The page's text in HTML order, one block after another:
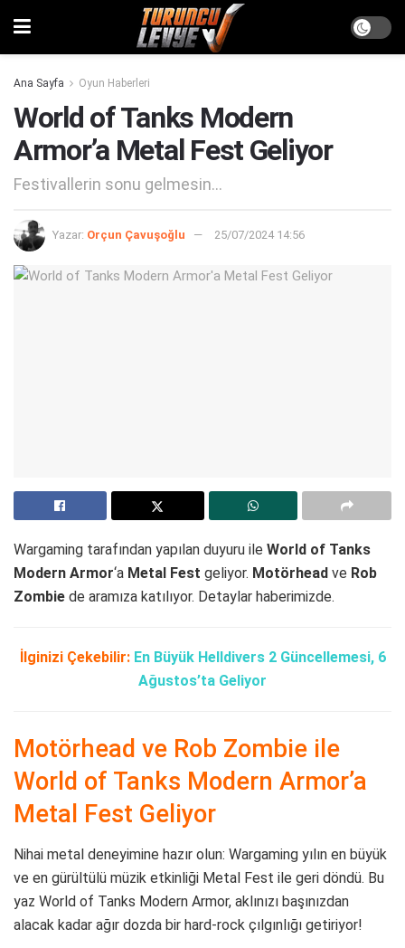
Ana Sayfa Oyun Haberleri
World of Tanks Modern
Armor’a Metal Fest Geliyor
Festivallerin sonu gelmesin...
Yazar: Orçun Çavuşoğlu 25/07/2024 14:56
Wargaming tarafından yapılan duyuru ile World of Tanks
Modern Armor‘a Metal Fest geliyor. Motörhead ve Rob
Zombie de aramıza katılıyor. Detaylar haberimizde.
İlginizi Çekebilir: En Büyük Helldivers 2 Güncellemesi, 6
Ağustos’ta Geliyor
Motörhead ve Rob Zombie ile
World of Tanks Modern Armor’a
Metal Fest Geliyor
Nihai metal deneyimine hazır olun: Wargaming yılın en büyük
ve en gürültülü müzik etkinliği Metal Fest ile geri döndü. Bu
yaz World of Tanks Modern Armor, aklınızı başınızdan
alacak kadar ağır dozda bir hard-rock çılgınlığı getiriyor!